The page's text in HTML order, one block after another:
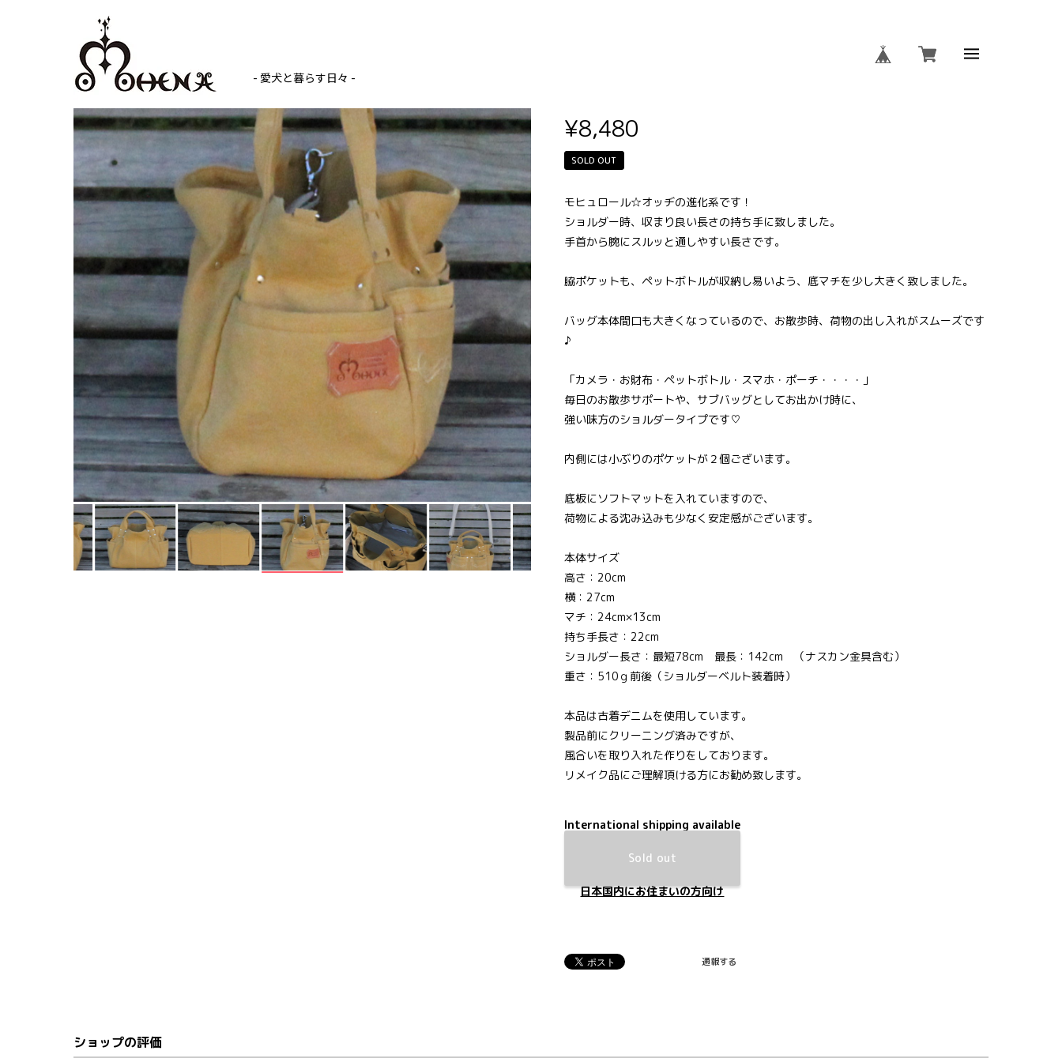
- 愛犬と暮らす日々 -
¥8,480
SOLD OUT
モヒュロール☆オッヂの進化系です！
ショルダー時、収まり良い長さの持ち手に致しました。
手首から腕にスルッと通しやすい長さです。
脇ポケットも、ペットボトルが収納し易いよう、底マチを少し大きく致しました。
バッグ本体間口も大きくなっているので、お散歩時、荷物の出し入れがスムーズです
♪
「カメラ・お財布・ペットボトル・スマホ・ポーチ・・・・」
毎日のお散歩サポートや、サブバッグとしてお出かけ時に、
強い味方のショルダータイプです♡
内側には小ぶりのポケットが２個ございます。
底板にソフトマットを入れていますので、
荷物による沈み込みも少なく安定感がございます。
本体サイズ
高さ：20cm
横：27cm
マチ：24cm×13cm
持ち手長さ：22cm
ショルダー長さ：最短78cm 最長：142cm （ナスカン金具含む）
重さ：510ｇ前後（ショルダーベルト装着時）
本品は古着デニムを使用しています。
製品前にクリーニング済みですが、
風合いを取り入れた作りをしております。
リメイク品にご理解頂ける方にお勧め致します。
International shipping available
Sold out
日本国内にお住まいの方向け
通報する
ショップの評価